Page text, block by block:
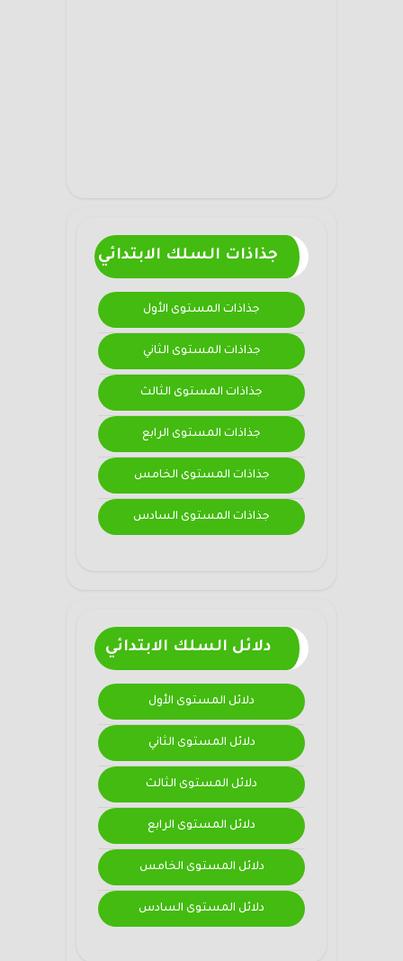
جذاذات السلك الابتدائي
جذاذات المستوى الأول
جذاذات المستوى الثاني
جذاذات المستوى الثالث
جذاذات المستوى الرابع
جذاذات المستوى الخامس
جذاذات المستوى السادس
دلائل السلك الابتدائي
دلائل المستوى الأول
دلائل المستوى الثاني
دلائل المستوى الثالث
دلائل المستوى الرابع
دلائل المستوى الخامس
دلائل المستوى السادس